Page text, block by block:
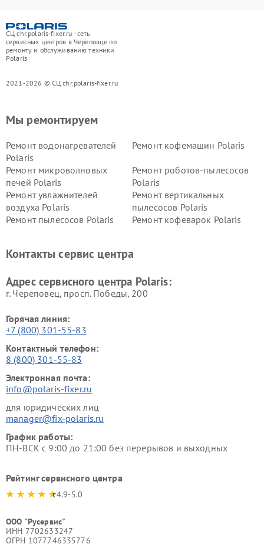
СЦ chr.polaris-fixer.ru - сеть
сервисных центров в Череповце по
ремонту и обслуживанию техники
Polaris
2021-2026 © СЦ chr.polaris-fixer.ru
Мы ремонтируем
Ремонт водонагревателей
Polaris
Ремонт кофемашин Polaris
Ремонт микроволновых
печей Polaris
Ремонт роботов-пылесосов
Polaris
Ремонт увлажнителей
воздуха Polaris
Ремонт вертикальных
пылесосов Polaris
Ремонт пылесосов Polaris
Ремонт кофеварок Polaris
Контакты сервис центра
Адрес сервисного центра Polaris:
г. Череповец, просп. Победы, 200
Горячая линия:
+7 (800) 301-55-83
Контактный телефон:
8 (800) 301-55-83
Электронная почта:
info@polaris-fixer.ru
для юридических лиц
manager@fix-polaris.ru
График работы:
ПН-ВСК с 9:00 до 21:00 без перерывов и выходных
Рейтинг сервисного центра
4.9-5.0
ООО "Русервис"
ИНН 7702633247
ОГРН 1077746335776